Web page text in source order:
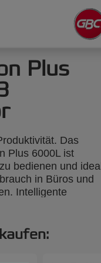
Plus
Das
Plus 6000L ist
bedienen und ideal
in Büros und
Intelligente
die Dicke der
automatisch an.